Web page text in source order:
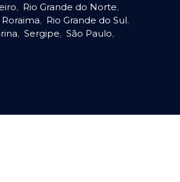
, Rio Grande do Norte,
Roraima, Rio Grande do Sul,
, Sergipe, São Paulo,